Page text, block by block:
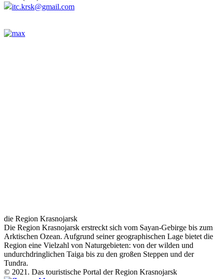
itc.krsk@gmail.com
die Region Krasnojarsk
Die Region Krasnojarsk erstreckt sich vom Sayan-Gebirge bis zum
Arktischen Ozean. Aufgrund seiner geographischen Lage bietet die
Region eine Vielzahl von Naturgebieten: von der wilden und
undurchdringlichen Taiga bis zu den großen Steppen und der
Tundra.
© 2021. Das touristische Portal der Region Krasnojarsk